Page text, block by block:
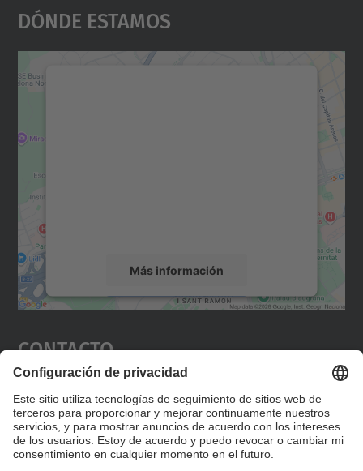
Dónde Estamos
Más información
Aceptar
powered by
Contacto
Editad en la página "Contacto personalizado", que
encontraréis en la raíz de español, vuestros datos
personalizados de contacto.
Formulario de contacto